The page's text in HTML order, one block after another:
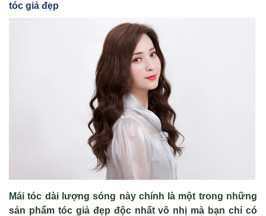
tóc giả đẹp
Mái tóc dài lượng sóng này chính là một trong những
sản phẩm tóc giả đẹp độc nhất vô nhị mà bạn chỉ có